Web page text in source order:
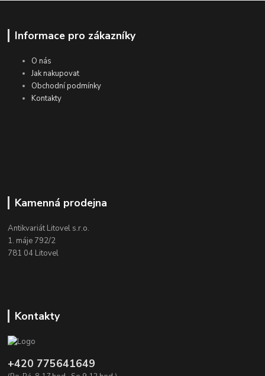
Informace pro zákazníky
O nás
Jak nakupovat
Obchodní podmínky
Kontakty
Kamenná prodejna
Antikvariát Litovel s.r.o.
1. máje 792/2
781 04 Litovel
Kontakty
+420 775641649